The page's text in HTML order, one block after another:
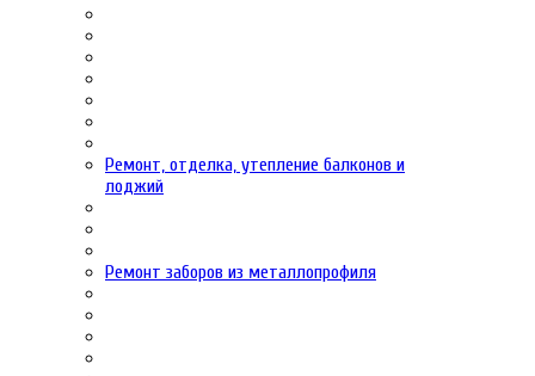
Ремонт, отделка, утепление балконов и
лоджий
Ремонт заборов из металлопрофиля